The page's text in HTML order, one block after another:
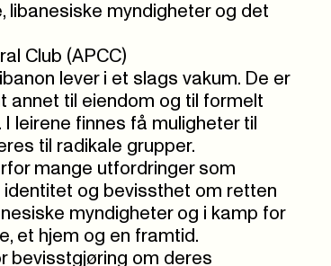
libanesiske myndigheter og det
Club (APCC)
lever i et slags vakum. De er
annet til eiendom og til formelt
leirene finnes få muligheter til
til radikale grupper.
mange utfordringer som
identitet og bevissthet om retten
myndigheter og i kamp for
et hjem og en framtid.
bevisstgjøring om deres